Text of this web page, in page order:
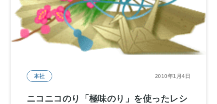
本社 2010年1月4日
ニコニコのり「極味のり」を使ったレシ